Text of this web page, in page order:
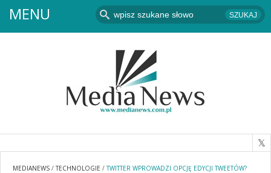
MENU
MEDIANEWS /TECHNOLOGIE /TWITTER WPROWADZI OPCJĘ EDYCJI TWEETÓW?